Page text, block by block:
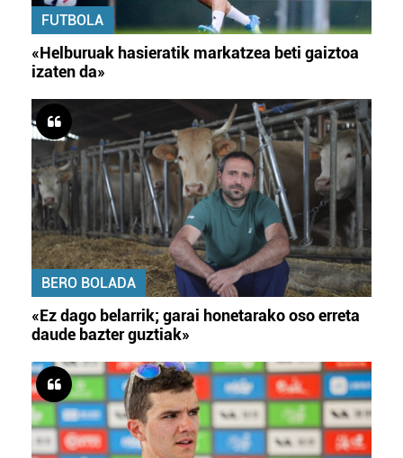
FUTBOLA
«Helburuak hasieratik markatzea beti gaiztoa
izaten da»
BERO BOLADA
«Ez dago belarrik; garai honetarako oso erreta
daude bazter guztiak»